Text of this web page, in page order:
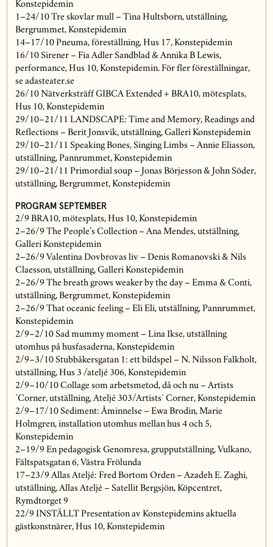
Konstepidemin
1–24/10 Tre skovlar mull – Tina Hultsborn, utställning,
Bergrummet, Konstepidemin
14–17/10 Pneuma, föreställning, Hus 17, Konstepidemin
16/10 Sirener – Fia Adler Sandblad & Annika B Lewis,
performance, Hus 10, Konstepidemin. För fler föreställningar,
se adasteater.se
26/10 Nätverksträff GIBCA Extended + BRA10, mötesplats,
Hus 10, Konstepidemin
29/10–21/11 LANDSCAPE: Time and Memory, Readings and
Reflections – Berit Jonsvik, utställning, Galleri Konstepidemin
29/10–21/11 Speaking Bones, Singing Limbs – Annie Eliasson,
utställning, Pannrummet, Konstepidemin
29/10–21/11 Primordial soup – Jonas Börjesson & John Söder,
utställning, Bergrummet, Konstepidemin
PROGRAM SEPTEMBER
2/9 BRA10, mötesplats, Hus 10, Konstepidemin
2–26/9 The People’s Collection – Ana Mendes, utställning,
Galleri Konstepidemin
2–26/9 Valentina Dovbrovas liv – Denis Romanovski & Nils
Claesson, utställning, Galleri Konstepidemin
2–26/9 The breath grows weaker by the day – Emma & Conti,
utställning, Bergrummet, Konstepidemin
2–26/9 That oceanic feeling – Eli Eli, utställning, Pannrummet,
Konstepidemin
2/9–2/10 Sad mummy moment – Lina Ikse, utställning
utomhus på husfasaderna, Konstepidemin
2/9–3/10 Stubbåkersgatan 1: ett bildspel – N. Nilsson Falkholt,
utställning, Hus 3 /ateljé 306, Konstepidemin
2/9–10/10 Collage som arbetsmetod, då och nu – Artists
´Corner, utställning, Ateljé 303/Artists´ Corner, Konstepidemin
2/9–17/10 Sediment: Åminnelse – Ewa Brodin, Marie
Holmgren, installation utomhus mellan hus 4 och 5,
Konstepidemin
2­–19/9 En pedagogisk Genomresa, grupputställning, Vulkano,
Fältspatsgatan 6, Västra Frölunda
17–23/9 Allas Ateljé: Fred Bortom Orden – Azadeh E. Zaghi,
utställning, Allas Ateljé – Satellit Bergsjön, Köpcentret,
Rymdtorget 9
22/9 INSTÄLLT Presentation av Konstepidemins aktuella
gästkonstnärer, Hus 10, Konstepidemin